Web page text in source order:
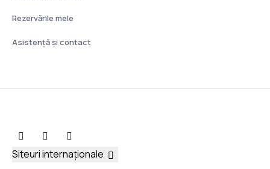
Rezervările mele
Asistenţă şi contact
Siteuri internaționale